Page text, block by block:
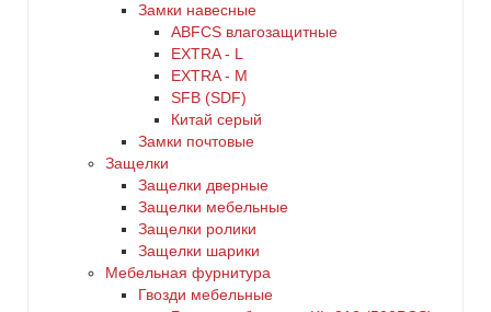
Замки навесные
ABFCS влагозащитные
EXTRA - L
EXTRA - М
SFB (SDF)
Китай серый
Замки почтовые
Защелки
Защелки дверные
Защелки мебельные
Защелки ролики
Защелки шарики
Мебельная фурнитура
Гвозди мебельные